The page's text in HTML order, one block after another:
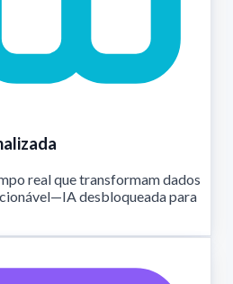
real que transformam dados
desbloqueada para